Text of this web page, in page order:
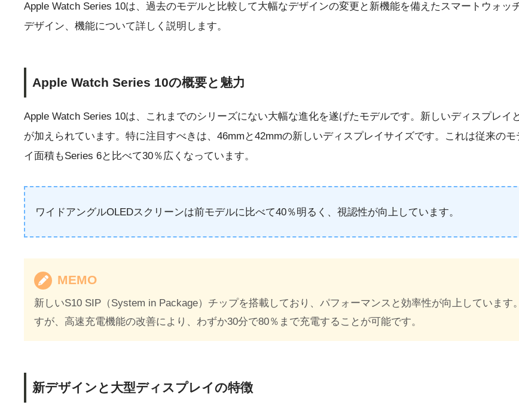
Apple Watch Series 10は、過去のモデルと比較して大幅なデザインの変更と新機能を備えたスマートウォ
デザイン、機能について詳しく説明します。
Apple Watch Series 10の概要と魅力
Apple Watch Series 10は、これまでのシリーズにない大幅な進化を遂げたモデルです。新しいディスプレ
が加えられています。特に注目すべきは、46mmと42mmの新しいディスプレイサイズです。これは従来の
イ面積もSeries 6と比べて30％広くなっています。
ワイドアングルOLEDスクリーンは前モデルに比べて40％明るく、視認性が向上しています。
MEMO
新しいS10 SIP（System in Package）チップを搭載しており、パフォーマンスと効率性が向上していま
すが、高速充電機能の改善により、わずか30分で80％まで充電することが可能です。
新デザインと大型ディスプレイの特徴